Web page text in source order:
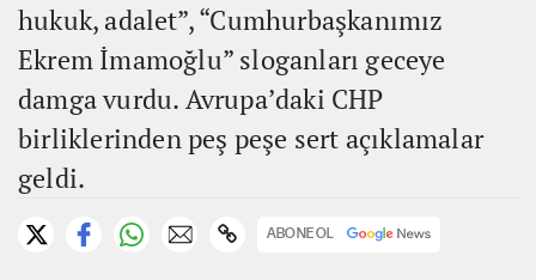
hukuk, adalet”, “Cumhurbaşkanımız
Ekrem İmamoğlu” sloganları geceye
damga vurdu. Avrupa’daki CHP
birliklerinden peş peşe sert açıklamalar
geldi.
ABONE OL